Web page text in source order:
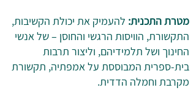
מטרת התכנית: להעמיק את יכולת הקשיבות,
התקשורת, הוויסות הרגשי והחוסן – של אנשי
החינוך ושל תלמידיהם, וליצור תרבות
בית-ספרית המבוססת על אמפתיה, תקשורת
מקרבת וחמלה הדדית.